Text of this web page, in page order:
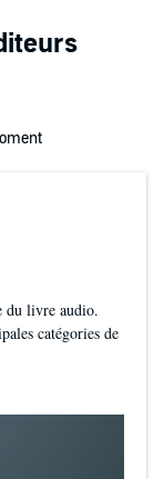
du livre audio.
catégories de